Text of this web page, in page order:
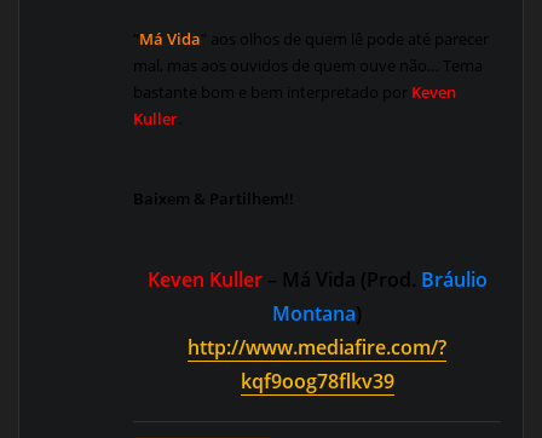
“Má Vida” aos olhos de quem lê pode até parecer
mal, mas aos ouvidos de quem ouve não… Tema
bastante bom e bem interpretado por Keven
Kuller
Baixem & Partilhem!!
Keven Kuller– Má Vida (Prod. Bráulio
Montana)
http://www.mediafire.com/?
kqf9oog78flkv39